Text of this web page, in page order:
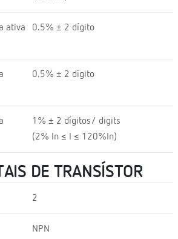
ativa
0.5% ± 2 dígito
0.5% ± 2 dígito
1% ± 2 dígitos/ digits
(2% In ≤ I ≤ 120%In)
DE TRANSÍSTOR
2
NPN